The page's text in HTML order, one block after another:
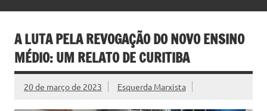
A LUTA PELA REVOGAÇÃO DO NOVO ENSINO
MÉDIO: UM RELATO DE CURITIBA
20 de março de 2023 Esquerda Marxista